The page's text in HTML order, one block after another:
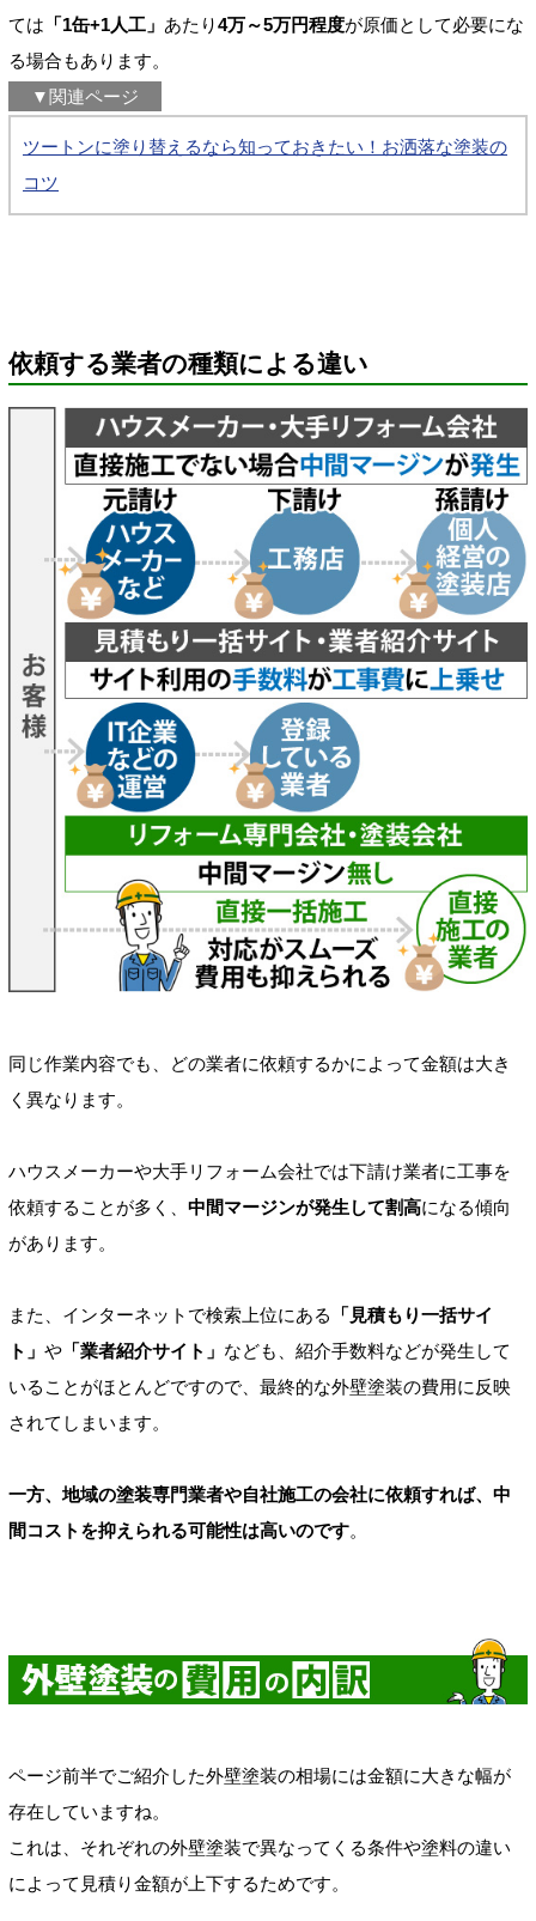
ては 「1缶+1人工」 あたり4万～5万円程度が原価として必要にな
る場合もあります。
▼関連ページ
ツートンに塗り替えるなら知っておきたい！お洒落な塗装の
コツ
依頼する業者の種類による違い
同じ作業内容でも、どの業者に依頼するかによって金額は大き
く異なります。
ハウスメーカーや大手リフォーム会社では下請け業者に工事を
依頼することが多く、 中間マージンが発生して割高になる傾向
があります。
また、インターネットで検索上位にある
「見積もり一括サイ
ト」 や 「業者紹介サイト」 なども、紹介手数料などが発生して
いることがほとんどですので、最終的な外壁塗装の費用に反映
されてしまいます。
一方、地域の塗装専門業者や自社施工の会社に依頼すれば、中
間コストを抑えられる可能性は高いのです。
ページ前半でご紹介した外壁塗装の相場には金額に大きな幅が
存在していますね。
これは、それぞれの外壁塗装で異なってくる条件や塗料の違い
によって見積り金額が上下するためです。